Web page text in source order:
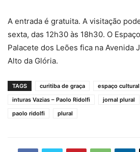
A entrada é gratuita. A visitação
sexta, das 12h30 às 18h30. O
Palacete dos Leões fica na Avenida
Alto da Glória.
TAGS curitiba de graça
espaço cultural
inturas Vazias – Paolo Ridolfi
jornal plural
paolo ridolfi
plural